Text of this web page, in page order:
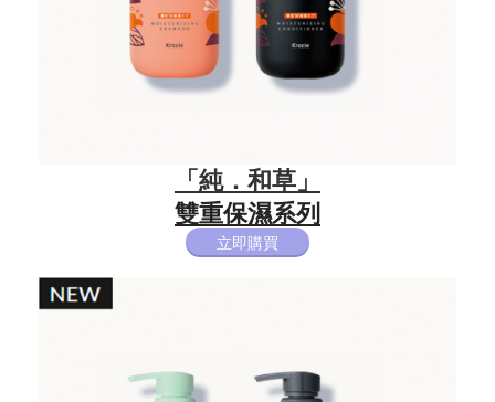
「純．和草」
雙重保濕系列
立即購買